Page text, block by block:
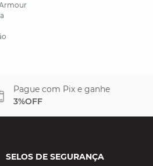
Pague com Pix e ganhe
3%OFF
SELOS DE SEGURANÇA